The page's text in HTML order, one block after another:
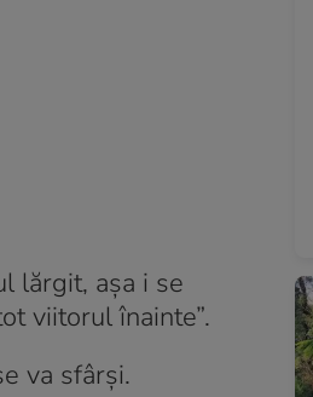
lărgit, așa i se
viitorul înainte”.
va sfârși.